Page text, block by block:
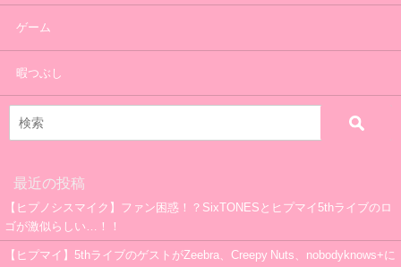
ゲーム
暇つぶし
最近の投稿
【ヒプノシスマイク】ファン困惑！？SixTONESとヒプマイ5thライブのロ
ゴが激似らしい…！！
【ヒプマイ】5thライブのゲストがZeebra、Creepy Nuts、nobodyknows+に